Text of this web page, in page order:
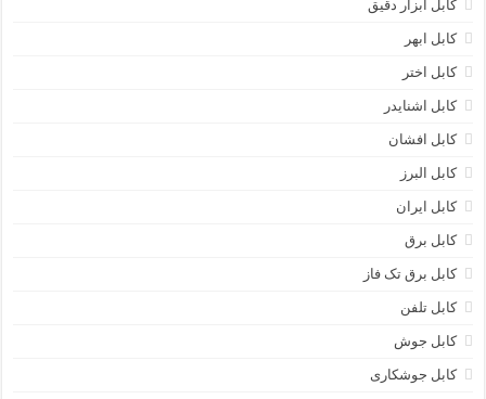
کابل ابزار دقیق
کابل ابهر
کابل اختر
کابل اشنایدر
کابل افشان
کابل البرز
کابل ایران
کابل برق
کابل برق تک فاز
کابل تلفن
کابل جوش
کابل جوشکاری